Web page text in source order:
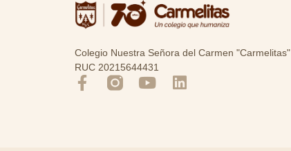
Colegio Nuestra Señora del Carmen "Carmelitas"
RUC 20215644431